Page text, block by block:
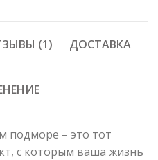
(1) ДОСТАВКА
подморе – это тот
с которым ваша жизнь